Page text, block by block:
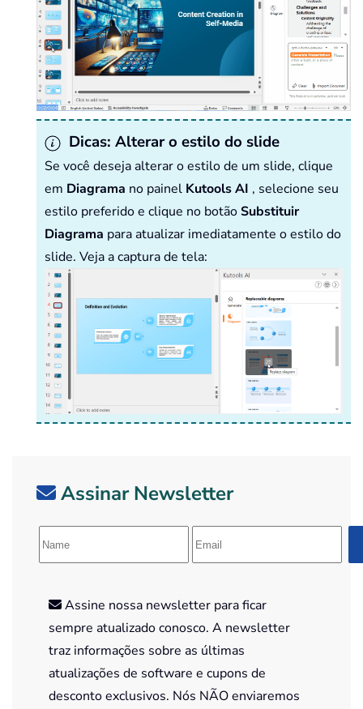
Dicas: Alterar o estilo do slide
Se você deseja alterar o estilo de um slide, clique
em Diagrama no painel Kutools AI , selecione seu
estilo preferido e clique no botãoSubstituir
Diagrama para atualizar imediatamente o estilo do
slide. Veja a captura de tela:
Assinar Newsletter
Assine nossa newsletter para ficar
sempre atualizado conosco. A newsletter
traz informações sobre as últimas
atualizações de software e cupons de
desconto exclusivos. Nós NÃO enviaremos